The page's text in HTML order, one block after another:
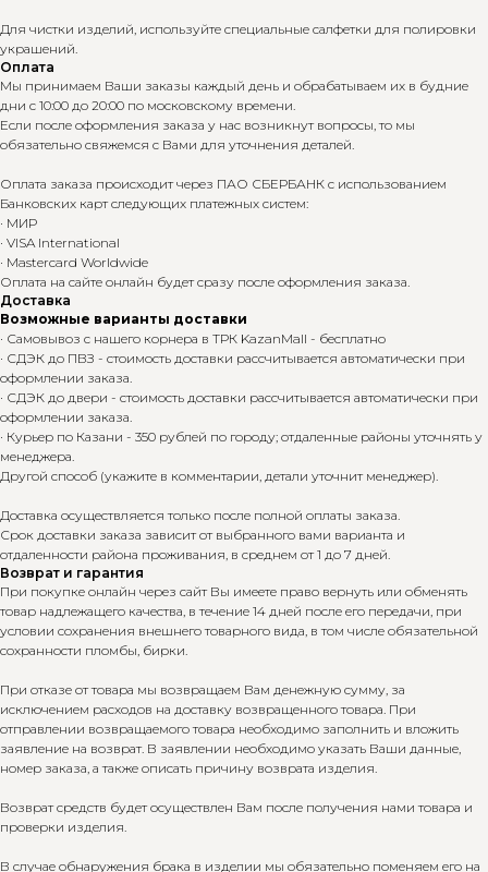
Для чистки изделий, используйте специальные салфетки для полировки
украшений.
Оплата
Мы принимаем Ваши заказы каждый день и обрабатываем их в будние
дни с 10:00 до 20:00 по московскому времени.
Если после оформления заказа у нас возникнут вопросы, то мы
обязательно свяжемся с Вами для уточнения деталей.
Оплата заказа происходит через ПАО СБЕРБАНК с использованием
Банковских карт следующих платежных систем:
· МИР
· VISA International
· Mastercard Worldwide
Оплата на сайте онлайн будет сразу после оформления заказа.
Доставка
Возможные варианты доставки
· Самовывоз с нашего корнера в ТРК KazanMall - бесплатно
· СДЭК до ПВЗ - стоимость доставки рассчитывается автоматически при
оформлении заказа.
· СДЭК до двери - стоимость доставки рассчитывается автоматически при
оформлении заказа.
· Курьер по Казани - 350 рублей по городу; отдаленные районы уточнять у
менеджера.
Другой способ (укажите в комментарии, детали уточнит менеджер).
Доставка осуществляется только после полной оплаты заказа.
Срок доставки заказа зависит от выбранного вами варианта и
отдаленности района проживания, в среднем от 1 до 7 дней.
Возврат и гарантия
При покупке онлайн через сайт Вы имеете право вернуть или обменять
товар надлежащего качества, в течение 14 дней после его передачи, при
условии сохранения внешнего товарного вида, в том числе обязательной
сохранности пломбы, бирки.
При отказе от товара мы возвращаем Вам денежную сумму, за
исключением расходов на доставку возвращенного товара. При
отправлении возвращаемого товара необходимо заполнить и вложить
заявление на возврат. В заявлении необходимо указать Ваши данные,
номер заказа, а также описать причину возврата изделия.
Возврат средств будет осуществлен Вам после получения нами товара и
проверки изделия.
В случае обнаружения брака в изделии мы обязательно поменяем его на